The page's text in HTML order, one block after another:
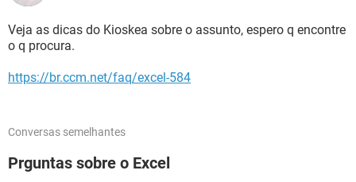
Veja as dicas do Kioskea sobre o assunto, espero q encontre
o q procura.
https://br.ccm.net/faq/excel-584
Conversas semelhantes
Prguntas sobre o Excel